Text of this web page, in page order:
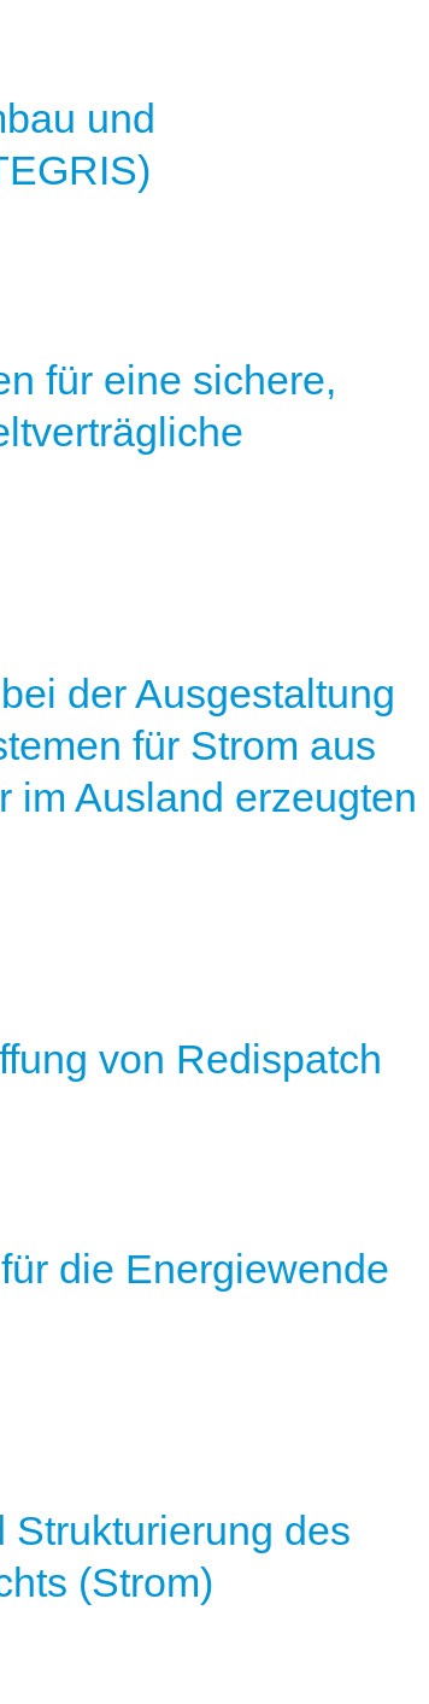
und
für eine sichere,
der Ausgestaltung
für Strom aus
im Ausland erzeugten
von Redispatch
die Energiewende
Strukturierung des
(Strom)